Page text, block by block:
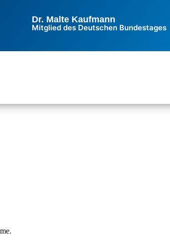
Dr. Malte Kaufmann
Mitglied des Deutschen Bundestages